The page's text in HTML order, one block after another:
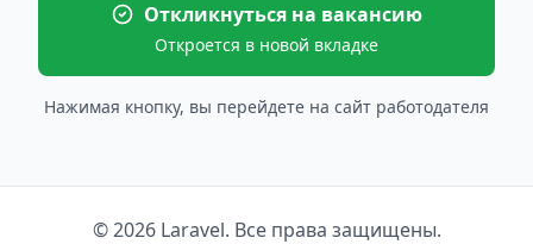
Откликнуться на вакансию
Откроется в новой вкладке
Нажимая кнопку, вы перейдете на сайт работодателя
© 2026 Laravel. Все права защищены.